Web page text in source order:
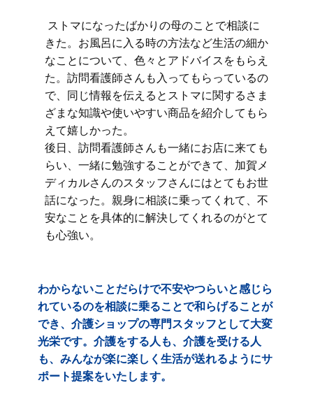
​ストマになったばかりの母のことで相談に
きた。お風呂に入る時の方法など生活の細か
なことについて、色々とアドバイスをもらえ
た。訪問看護師さんも入ってもらっているの
で、同じ情報を伝えるとストマに関するさま
ざまな知識や使いやすい商品を紹介してもら
えて嬉しかった。
後日、訪問看護師さんも一緒にお店に来ても
らい、一緒に勉強することができて、加賀メ
ディカルさんのスタッフさんにはとてもお世
話になった。親身に相談に乗ってくれて、不
安なことを具体的に解決してくれるのがとて
も心強い。
わからないことだらけで不安やつらいと感じら
れているのを相談に乗ることで和らげることが
でき、介護ショップの専門スタッフとして大変
光栄です。介護をする人も、介護を受ける人
も、みんなが楽に楽しく生活が送れるようにサ
ポート提案をいたします。